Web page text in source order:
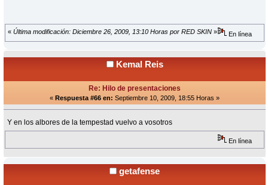
« Última modificación: Diciembre 26, 2009, 13:10 Horas por RED SKIN » En línea
Kemal Reis
Re: Hilo de presentaciones
« Respuesta #66 en: Septiembre 10, 2009, 18:55 Horas »
Y en los albores de la tempestad vuelvo a vosotros
En línea
getafense